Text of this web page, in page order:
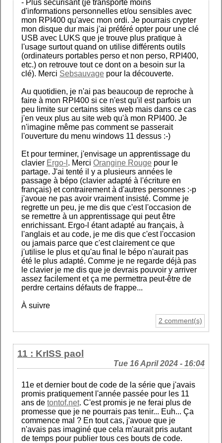
- Plus sécurisant (je transporte moins
d'informations personnelles et/ou sensibles avec
mon RPI400 qu'avec mon ordi. Je pourrais crypter
mon disque dur mais j'ai préféré opter pour une clé
USB avec LUKS que je trouve plus pratique à
l'usage surtout quand on utilise différents outils
(ordinateurs portables perso et non perso, RPI400,
etc.) on retrouve tout ce dont on a besoin sur la
clé). Merci Sebsauvage pour la découverte.
Au quotidien, je n'ai pas beaucoup de reproche à
faire à mon RPI400 si ce n'est qu'il est parfois un
peu limite sur certains sites web mais dans ce cas
j'en veux plus au site web qu'à mon RPI400. Je
n'imagine même pas comment se passerait
l'ouverture du menu windows 11 dessus :-)
Et pour terminer, j'envisage un apprentissage du
clavier Ergo-l . Merci Orangine Rouge pour le
partage. J'ai tenté il y a plusieurs années le
passage à bépo (clavier adapté à l'écriture en
français) et contrairement à d'autres personnes :-p
j'avoue ne pas avoir vraiment insisté. Comme je
regrette un peu, je me dis que c'est l'occasion de
se remettre à un apprentissage qui peut être
enrichissant. Ergo-l étant adapté au français, à
l'anglais et au code, je me dis que c'est l'occasion
ou jamais parce que c'est clairement ce que
j'utilise le plus et qu'au final le bépo n'aurait pas
été le plus adapté. Comme je ne regarde déjà pas
le clavier je me dis que je devrais pouvoir y arriver
assez facilement et ça me permettra peut-être de
perdre certains défauts de frappe...
À suivre
2 comment(s)
11 : KrISS paol
Tue 16 April 2024 - 16:04
11e et dernier bout de code de la série que j'avais
promis pratiquement l'année passée pour les 11
ans de tontof.net. C'est promis je ne ferai plus de
promesse que je ne pourrais pas tenir... Euh... Ça
commence mal ? En tout cas, j'avoue que je
n'avais pas imaginé que cela m'aurait pris autant
de temps pour publier tous ces bouts de code.